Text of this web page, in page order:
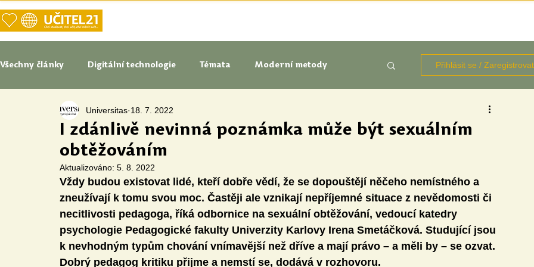
Všechny články Digitální technologie Témata Moderní metody
Tipy do pedagogické praxe Studenti blogují
Oborové didaktiky Digitální vzdělávací zdroje
Speciální vzdělávací potřeby Inovace Očima studentů
Přihlásit se /
I zdánlivě nevinná poznámka může být sexuálním
obtěžováním
Universitas 18. 7. 2022
Aktualizováno: 5. 8. 2022
Vždy budou existovat lidé, kteří dobře vědí, že se dopouštějí něčeho nemístného a
zneužívají k tomu svou moc. Častěji ale vznikají nepříjemné situace z nevědomosti či
necitlivosti pedagoga, říká odbornice na sexuální obtěžování, vedoucí katedry
psychologie Pedagogické fakulty Univerzity Karlovy Irena Smetáčková. Studující jsou
k nevhodným typům chování vnímavější než dříve a mají právo – a měli by – se ozvat.
Dobrý pedagog kritiku přijme a nemstí se, dodává v rozhovoru.